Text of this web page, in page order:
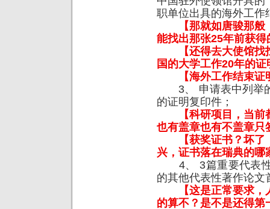
职单位出具的海外工作
【那就如唐骏那
能找出那张25年前获
【还得去大使馆
国的大学工作20年的证
【海外工作结束
3、 申请表中列举的
的证明复印件；
【科研项目，当
也有盖章也有不盖章只
【获奖证书？坏
兴，证书落在瑞典的哪
4、 3篇重要代表性
的其他代表性著作论文
【这是正常要求
的算不？是不是还得第